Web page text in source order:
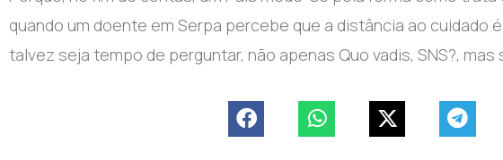
quando um doente em Serpa percebe que a distância ao cuidado
talvez seja tempo de perguntar, não apenas Quo vadis, SNS?,